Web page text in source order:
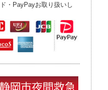
・PayPayお取り扱いし